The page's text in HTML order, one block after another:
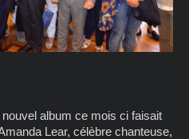
album ce mois ci faisait
Lear, célèbre chanteuse,